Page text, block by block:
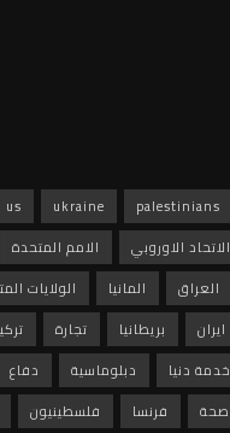
palestinians
ukraine
us
الاتحاد الاوروبي الامم المتحدة
العراق المانيا الولايات
ايران بريطانيا تجارة
خدمة دنيا دبلوماسية دفاع
صحة فرنسا فلسطينيون